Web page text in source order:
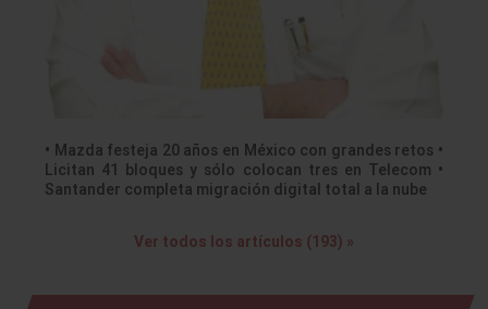
• Mazda festeja 20 años en México con grandes retos •
Licitan 41 bloques y sólo colocan tres en Telecom •
Santander completa migración digital total a la nube
Ver todos los artículos (193) »